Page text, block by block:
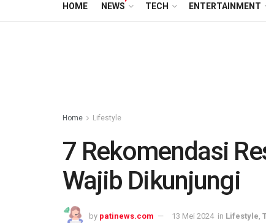
HOME NEWS TECH ENTERTAINMENT
Home Lifestyle
7 Rekomendasi
Wajib Dikunjungi
by patinews.com 13 Mei 2024 in Lifestyle